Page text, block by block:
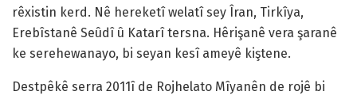
rêxistin kerd. Nê hereketî welatî sey Îran, Tirkîya,
Erebîstanê Seûdî û Katarî tersna. Hêrişanê vera şaranê
ke serehewanayo, bi seyan kesî ameyê kiştene.
Destpêkê serra 2011î de Rojhelato Mîyanên de rojê bi